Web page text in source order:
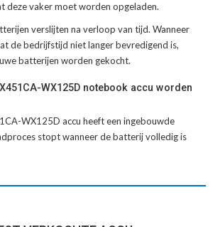
deze vaker moet worden opgeladen.
verslijten na verloop van tijd. Wanneer
de bedrijfstijd niet langer bevredigend is,
batterijen worden gekocht.
WX125D notebook accu worden
WX125D accu heeft een ingebouwde
stopt wanneer de batterij volledig is